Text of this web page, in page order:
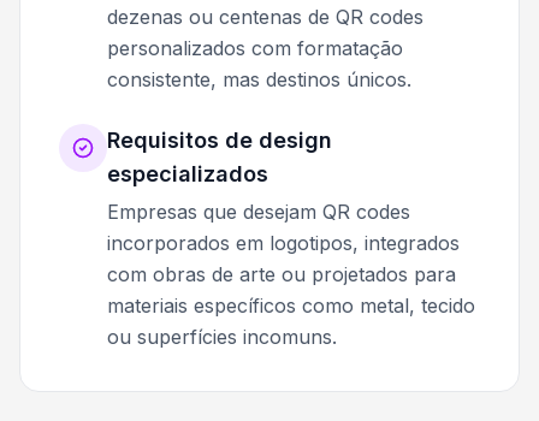
dezenas ou centenas de QR codes
personalizados com formatação
consistente, mas destinos únicos.
Requisitos de design
especializados
Empresas que desejam QR codes
incorporados em logotipos, integrados
com obras de arte ou projetados para
materiais específicos como metal, tecido
ou superfícies incomuns.